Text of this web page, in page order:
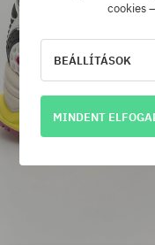
cookies
BEÁLLÍTÁSOK
MINDENT